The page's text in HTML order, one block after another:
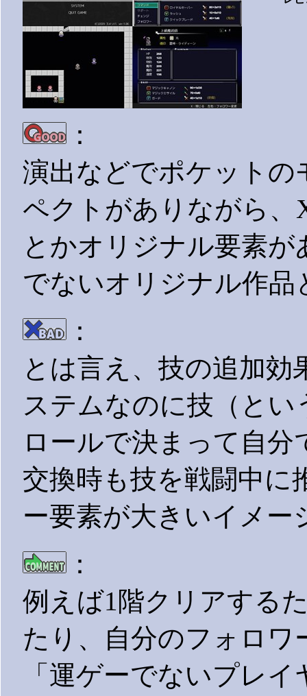
：
演出などでポケット
ペクトがありながら
とかオリジナル要素
でないオリジナル作
：
とは言え、技の追加
ステムなのに技（と
ロールで決まって自
交換時も技を戦闘中に
ー要素が大きいイメー
：
例えば1階クリアする
たり、自分のフォロ
「運ゲーでないプレ